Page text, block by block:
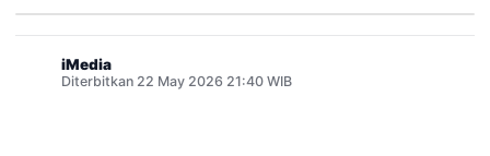
iMedia
Diterbitkan 22 May 2026 21:40 WIB